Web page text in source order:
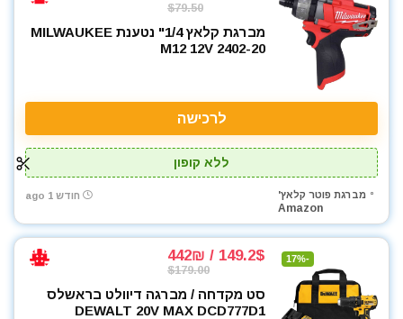
$79.50
מברגת קלאץ 1/4" נטענת MILWAUKEE
M12 12V 2402-20
לרכישה
ללא קופון
מברגת פוטר קלאץ'
Amazon
חודש 1 ago
-17%
149.2$ / 442₪
$179.00
סט מקדחה / מברגה דיוולט בראשלס
DEWALT 20V MAX DCD777D1